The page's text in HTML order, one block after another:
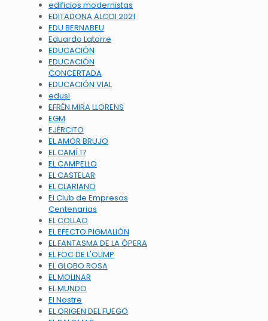
edificios modernistas
EDITADONA ALCOI 2021
EDU BERNABEU
Eduardo Latorre
EDUCACIÓN
EDUCACIÓN
CONCERTADA
EDUCACIÓN VIAL
edusi
EFRÉN MIRA LLORENS
EGM
EJÉRCITO
EL AMOR BRUJO
EL CAMÍ 17
EL CAMPELLO
EL CASTELAR
EL CLARIANO
El Club de Empresas
Centenarias
EL COLLAO
EL EFECTO PIGMALIÓN
EL FANTASMA DE LA ÓPERA
EL FOC DE L'OLIMP
EL GLOBO ROSA
EL MOLINAR
EL MUNDO
El Nostre
EL ORIGEN DEL FUEGO